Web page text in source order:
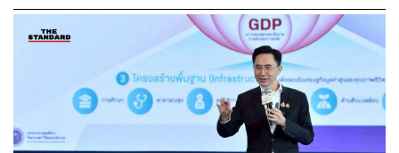
TAGS: True Joint Venture
Tech Company
ศึกษาโอกาสร่วมทุนถือหุ้น i-Store ในอนาคต